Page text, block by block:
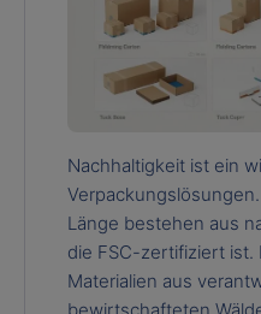
Nachhaltigkeit ist ein
Länge bestehen aus
die FSC-zertifiziert
Materialien aus